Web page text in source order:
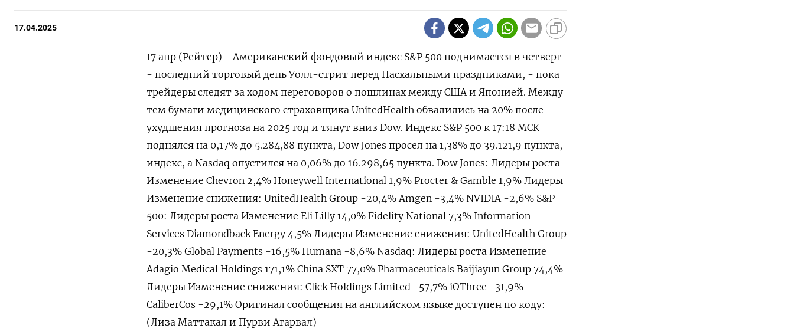
17.04.2025
17 апр (Рейтер) - Американский фондовый индекс S&P 500 поднимается в четверг
- последний торговый день Уолл-стрит перед Пасхальными праздниками, - пока
трейдеры следят за ходом переговоров о пошлинах между США и Японией. Между
тем бумаги медицинского страховщика UnitedHealth обвалились на 20% после
ухудшения прогноза на 2025 год и тянут вниз Dow. Индекс S&P 500 к 17:18 МСК
поднялся на 0,17% до 5.284,88​ пункта, Dow Jones просел на 1,38% до 39.121,9 пункта,
индекс, а Nasdaq опустился на 0,06% до 16.298,65 пункта. Dow Jones: Лидеры роста
Изменение Chevron 2,4% Honeywell International 1,9% Procter & Gamble 1,9% Лидеры
Изменение снижения: UnitedHealth Group -20,4% Amgen -3,4% NVIDIA -2,6% S&P
500: Лидеры роста Изменение Eli Lilly 14,0% Fidelity National 7,3% Information
Services Diamondback Energy 4,5% Лидеры Изменение снижения: UnitedHealth Group
-20,3% Global Payments -16,5% Humana -8,6% Nasdaq: Лидеры роста Изменение
Adagio Medical Holdings 171,1% China SXT 77,0% Pharmaceuticals Baijiayun Group 74,4%
Лидеры Изменение снижения: Click Holdings Limited -57,7% iOThree -31,9%
CaliberCos -29,1% Оригинал сообщения на английском языке доступен по коду:
(Лиза Маттакал и Пурви Агарвал)